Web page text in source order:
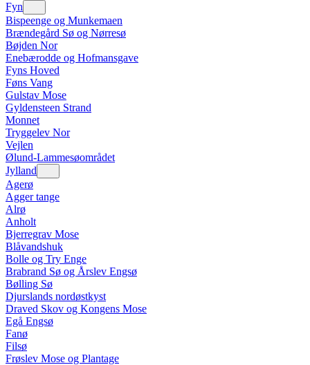
Fyn
Bispeenge og Munkemaen
Brændegård Sø og Nørresø
Bøjden Nor
Enebærodde og Hofmansgave
Fyns Hoved
Føns Vang
Gulstav Mose
Gyldensteen Strand
Monnet
Tryggelev Nor
Vejlen
Ølund-Lammesøområdet
Jylland
Agerø
Agger tange
Alrø
Anholt
Bjerregrav Mose
Blåvandshuk
Bolle og Try Enge
Brabrand Sø og Årslev Engsø
Bølling Sø
Djurslands nordøstkyst
Draved Skov og Kongens Mose
Egå Engsø
Fanø
Filsø
Frøslev Mose og Plantage